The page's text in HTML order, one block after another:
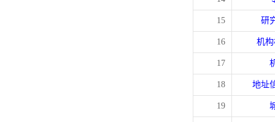
15 研
16 机
17
18 地址
19